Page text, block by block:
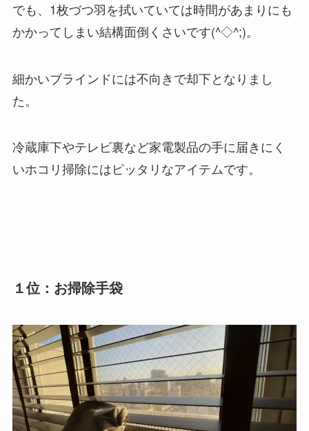
でも、1枚づつ羽を拭いていては時間があまりにも
かかってしまい結構面倒くさいです(^◇^;)。
細かいブラインドには不向きで却下となりまし
た。
冷蔵庫下やテレビ裏など家電製品の手に届きにく
いホコリ掃除にはピッタリなアイテムです。
１位：お掃除手袋